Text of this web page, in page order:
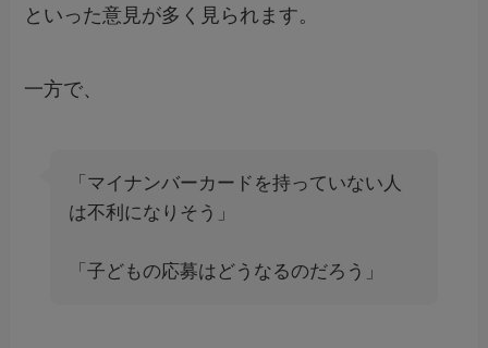
といった意見が多く見られます。
一方で、
「マイナンバーカードを持っていない人
は不利になりそう」
「子どもの応募はどうなるのだろう」